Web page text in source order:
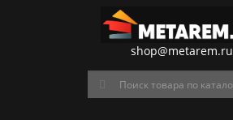
shop@metarem.ru